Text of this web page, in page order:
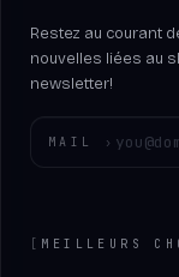
Restez au courant
nouvelles liées au
newsletter!
MAIL ›
[ MEILLEURS